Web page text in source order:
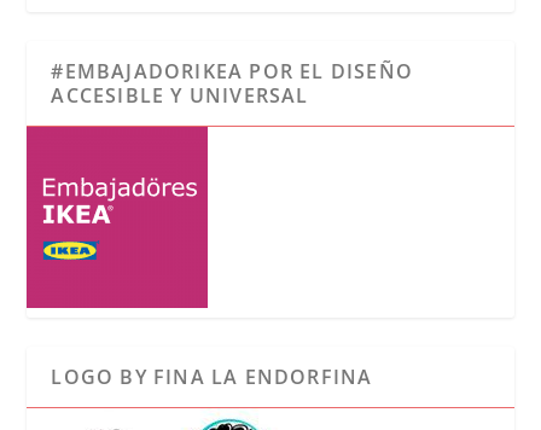
#EMBAJADORIKEA POR EL DISEÑO
ACCESIBLE Y UNIVERSAL
LOGO BY FINA LA ENDORFINA